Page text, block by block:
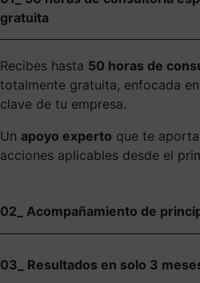
gratuita
Recibes hasta 50 horas de
totalmente gratuita, enfocada
clave de tu empresa.
Un apoyo experto que te
acciones aplicables desde el
02_ Acompañamiento de
03_ Resultados en solo 3